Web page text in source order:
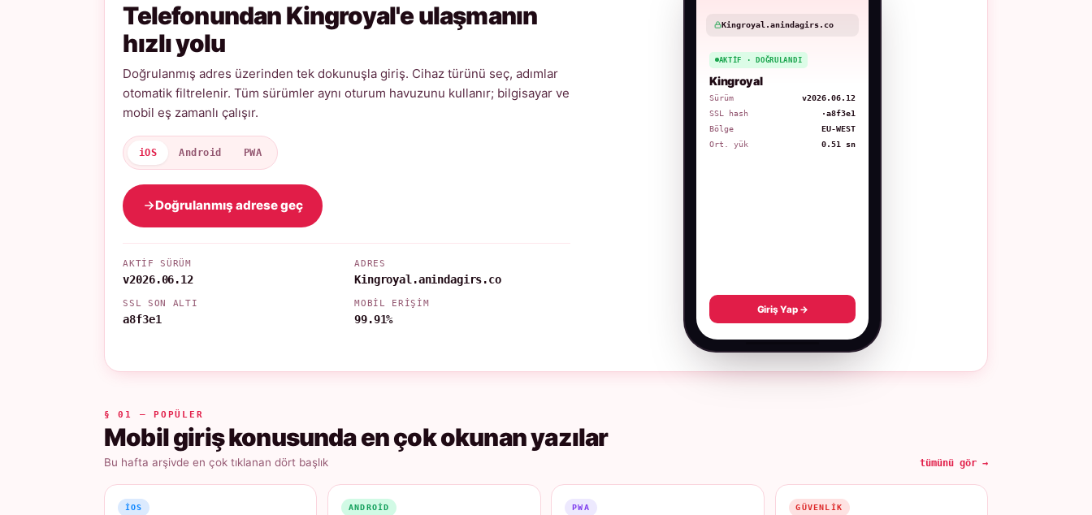
Telefonundan Kingroyal'e ulaşmanın
hızlı yolu
Doğrulanmış adres üzerinden tek dokunuşla giriş. Cihaz türünü seç, adımlar
otomatik filtrelenir. Tüm sürümler aynı oturum havuzunu kullanır; bilgisayar ve
mobil eş zamanlı çalışır.
iOS Android PWA
Doğrulanmış adrese geç
AKTIF SÜRÜM
v2026.06.12
ADRES
Kingroyal.anindagirs.co
SSL SON ALTI
a8f3e1
MOBIL ERIŞIM
99.91%
Kingroyal.anindagirs.co
AKTIF · DOĞRULANDI
Kingroyal
Sürüm
v2026.06.12
SSL hash
·a8f3e1
Bölge
EU-WEST
Ort. yük
0.51 sn
Giriş Yap →
§ 01 — POPÜLER
Mobil giriş konusunda en çok okunan yazılar
Bu hafta arşivde en çok tıklanan dört başlık tümünü gör →
IOS ANDROID PWA GÜVENLIK